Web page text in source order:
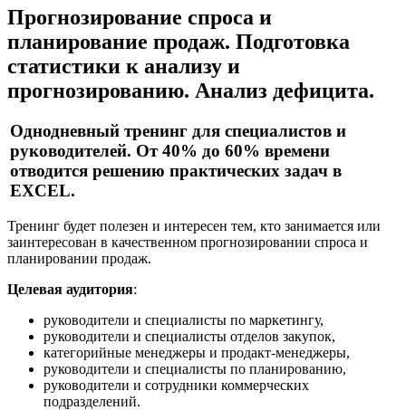
Прогнозирование спроса и
планирование продаж. Подготовка
статистики к анализу и
прогнозированию. Анализ дефицита.
Однодневный тренинг для специалистов и
руководителей. От 40% до 60% времени
отводится решению практических задач в
EXCEL.
Тренинг будет полезен и интересен тем, кто занимается или
заинтересован в качественном прогнозировании спроса и
планировании продаж.
Целевая аудитория:
руководители и специалисты по маркетингу,
руководители и специалисты отделов закупок,
категорийные менеджеры и продакт-менеджеры,
руководители и специалисты по планированию,
руководители и сотрудники коммерческих
подразделений.